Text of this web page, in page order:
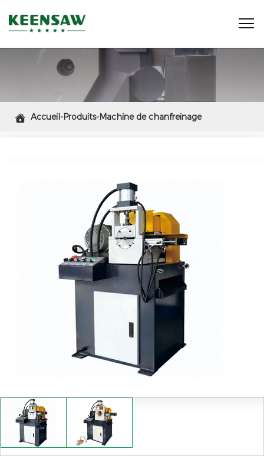

 Accueil-Produits-Machine de chanfreinage